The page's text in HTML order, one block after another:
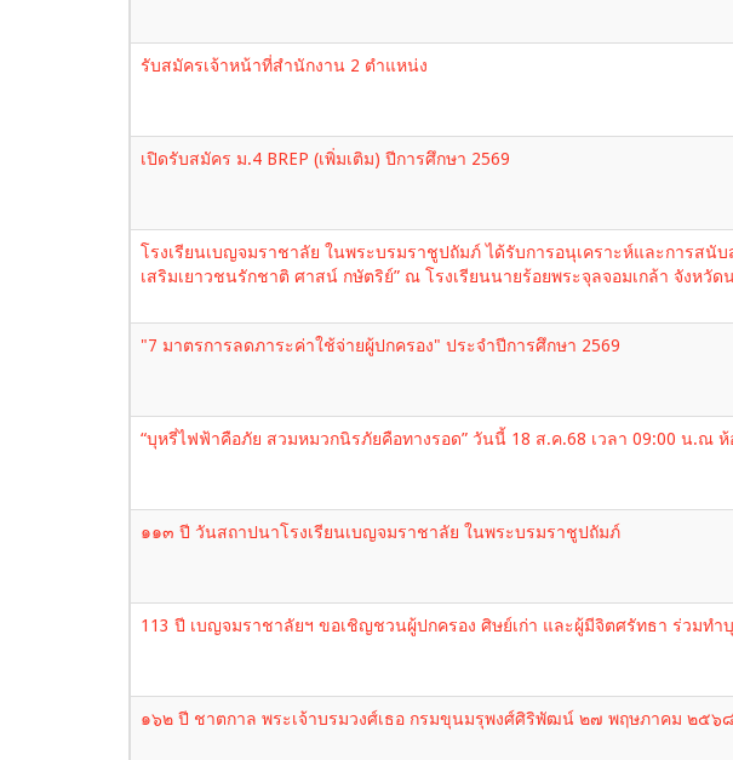
รับสมัครเจ้าหน้าที่สำนักงาน 2 ตำแหน่ง
เปิดรับสมัคร ม.4 BREP (เพิ่มเติม) ปีการศึกษา 2569
โรงเรียนเบญจมราชาลัย ในพระบรมราชูปถัมภ์ ได้รับการอนุเคราะห์และการสนั
เสริมเยาวชนรักชาติ ศาสน์ กษัตริย์” ณ โรงเรียนนายร้อยพระจุลจอมเกล้า จังหวัด
"7 มาตรการลดภาระค่าใช้จ่ายผู้ปกครอง" ประจำปีการศึกษา 2569
“บุหรี่ไฟฟ้าคือภัย สวมหมวกนิรภัยคือทางรอด” วันนี้ 18 ส.ค.68 เวลา 09:00 น.ณ
๑๑๓ ปี วันสถาปนาโรงเรียนเบญจมราชาลัย ในพระบรมราชูปถัมภ์
113 ปี เบญจมราชาลัยฯ ขอเชิญชวนผู้ปกครอง ศิษย์เก่า และผู้มีจิตศรัทธา ร่วมท
๑๖๒ ปี ชาตกาล พระเจ้าบรมวงศ์เธอ กรมขุนมรุพงศ์ศิริพัฒน์ ๒๗ พฤษภาคม ๒๕๖๘